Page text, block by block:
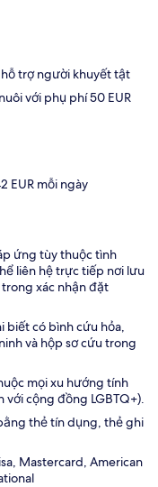
trợ người khuyết tật
với phụ phí 50 EUR
EUR mỗi ngày
ứng tùy thuộc tình
liên hệ trực tiếp nơi lưu
xác nhận đặt
biết có bình cứu hỏa,
và hộp sơ cứu trong
mọi xu hướng tính
cộng đồng LGBTQ+).
thẻ tín dụng, thẻ ghi
Mastercard, American